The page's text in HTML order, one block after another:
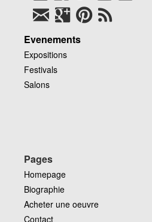
Evenements
Expositions
Festivals
Salons
Pages
Homepage
Biographie
Acheter une oeuvre
Contact